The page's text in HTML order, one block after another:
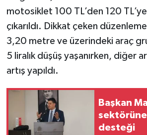
motosiklet 100 TL’den 120
çıkarıldı. Dikkat çeken
3,20 metre ve üzerindeki araç
5 liralık düşüş yaşanırken, diğer
artış yapıldı.
Başkan
sektörüne
desteği